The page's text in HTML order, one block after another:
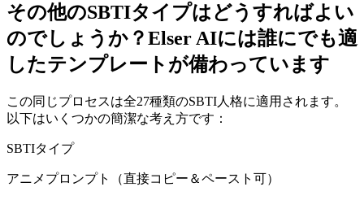
その他のSBTIタイプはどうすればよい
のでしょうか？Elser AIには誰にでも適
したテンプレートが備わっています
この同じプロセスは全27種類のSBTI人格に適用されます。
以下はいくつかの簡潔な考え方です：
SBTIタイプ
アニメプロンプト（直接コピー＆ペースト可）